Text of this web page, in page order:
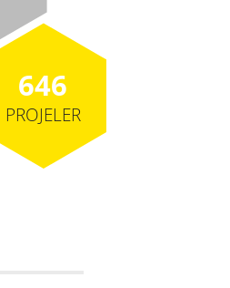
646
PROJELER